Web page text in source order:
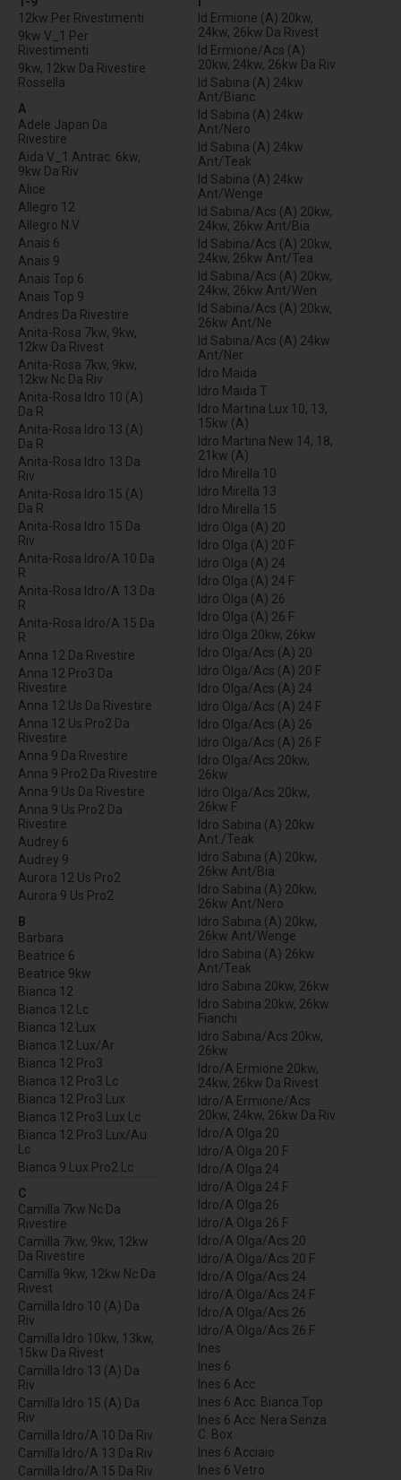
12kw Per Rivestimenti
9kw V_1 Per
Rivestimenti
9kw, 12kw Da Rivestire
Rossella
A
Adele Japan Da
Rivestire
Aida V_1 Antrac. 6kw,
9kw Da Riv
Alice
Allegro 12
Allegro N.V
Anais 6
Anais 9
Anais Top 6
Anais Top 9
Andres Da Rivestire
Anita-Rosa 7kw, 9kw,
12kw Da Rivest
Anita-Rosa 7kw, 9kw,
12kw Nc Da Riv
Anita-Rosa Idro 10 (A)
Da R
Anita-Rosa Idro 13 (A)
Da R
Anita-Rosa Idro 13 Da
Riv
Anita-Rosa Idro 15 (A)
Da R
Anita-Rosa Idro 15 Da
Riv
Anita-Rosa Idro/A 10 Da
R
Anita-Rosa Idro/A 13 Da
R
Anita-Rosa Idro/A 15 Da
R
Anna 12 Da Rivestire
Anna 12 Pro3 Da
Rivestire
Anna 12 Us Da Rivestire
Anna 12 Us Pro2 Da
Rivestire
Anna 9 Da Rivestire
Anna 9 Pro2 Da Rivestire
Anna 9 Us Da Rivestire
Anna 9 Us Pro2 Da
Rivestire
Audrey 6
Audrey 9
Aurora 12 Us Pro2
Aurora 9 Us Pro2
B
Barbara
Beatrice 6
Beatrice 9kw
Bianca 12
Bianca 12 Lc
Bianca 12 Lux
Bianca 12 Lux/Ar
Bianca 12 Pro3
Bianca 12 Pro3 Lc
Bianca 12 Pro3 Lux
Bianca 12 Pro3 Lux Lc
Bianca 12 Pro3 Lux/Au
Lc
Bianca 9 Lux Pro2 Lc
C
Camilla 7kw Nc Da
Rivestire
Camilla 7kw, 9kw, 12kw
Da Rivestire
Camilla 9kw, 12kw Nc Da
Rivest
Camilla Idro 10 (A) Da
Riv
Camilla Idro 10kw, 13kw,
15kw Da Rivest
Camilla Idro 13 (A) Da
Riv
Camilla Idro 15 (A) Da
Riv
Camilla Idro/A 10 Da Riv
Camilla Idro/A 13 Da Riv
Camilla Idro/A 15 Da Riv
Id Ermione (A) 20kw,
24kw, 26kw Da Rivest
Id Ermione/Acs (A)
20kw, 24kw, 26kw Da Riv
Id Sabina (A) 24kw
Ant/Bianc
Id Sabina (A) 24kw
Ant/Nero
Id Sabina (A) 24kw
Ant/Teak
Id Sabina (A) 24kw
Ant/Wenge
Id Sabina/Acs (A) 20kw,
24kw, 26kw Ant/Bia
Id Sabina/Acs (A) 20kw,
24kw, 26kw Ant/Tea
Id Sabina/Acs (A) 20kw,
24kw, 26kw Ant/Wen
Id Sabina/Acs (A) 20kw,
26kw Ant/Ne
Id Sabina/Acs (A) 24kw
Ant/Ner
Idro Maida
Idro Maida T
Idro Martina Lux 10, 13,
15kw (A)
Idro Martina New 14, 18,
21kw (A)
Idro Mirella 10
Idro Mirella 13
Idro Mirella 15
Idro Olga (A) 20
Idro Olga (A) 20 F
Idro Olga (A) 24
Idro Olga (A) 24 F
Idro Olga (A) 26
Idro Olga (A) 26 F
Idro Olga 20kw, 26kw
Idro Olga/Acs (A) 20
Idro Olga/Acs (A) 20 F
Idro Olga/Acs (A) 24
Idro Olga/Acs (A) 24 F
Idro Olga/Acs (A) 26
Idro Olga/Acs (A) 26 F
Idro Olga/Acs 20kw,
26kw
Idro Olga/Acs 20kw,
26kw F
Idro Sabina (A) 20kw
Ant./Teak
Idro Sabina (A) 20kw,
26kw Ant/Bia
Idro Sabina (A) 20kw,
26kw Ant/Nero
Idro Sabina (A) 20kw,
26kw Ant/Wenge
Idro Sabina (A) 26kw
Ant/Teak
Idro Sabina 20kw, 26kw
Idro Sabina 20kw, 26kw
Fianchi
Idro Sabina/Acs 20kw,
26kw
Idro/A Ermione 20kw,
24kw, 26kw Da Rivest
Idro/A Ermione/Acs
20kw, 24kw, 26kw Da Riv
Idro/A Olga 20
Idro/A Olga 20 F
Idro/A Olga 24
Idro/A Olga 24 F
Idro/A Olga 26
Idro/A Olga 26 F
Idro/A Olga/Acs 20
Idro/A Olga/Acs 20 F
Idro/A Olga/Acs 24
Idro/A Olga/Acs 24 F
Idro/A Olga/Acs 26
Idro/A Olga/Acs 26 F
Ines
Ines 6
Ines 6 Acc
Ines 6 Acc. Bianca Top
Ines 6 Acc. Nera Senza
C. Box
Ines 6 Acciaio
Ines 6 Vetro